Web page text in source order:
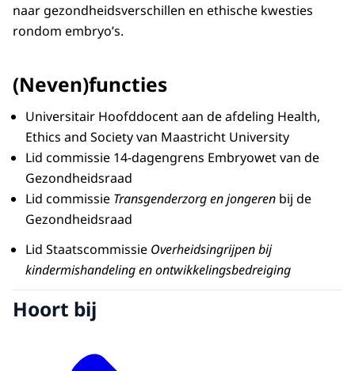
naar gezondheidsverschillen en ethische kwesties
rondom embryo’s.
(Neven)functies
Universitair Hoofddocent aan de afdeling Health,
Ethics and Society van Maastricht University
Lid commissie 14-dagengrens Embryowet van de
Gezondheidsraad
Lid commissie Transgenderzorg en jongeren bij de
Gezondheidsraad
Lid Staatscommissie Overheidsingrijpen bij
kindermishandeling en ontwikkelingsbedreiging
Hoort bij